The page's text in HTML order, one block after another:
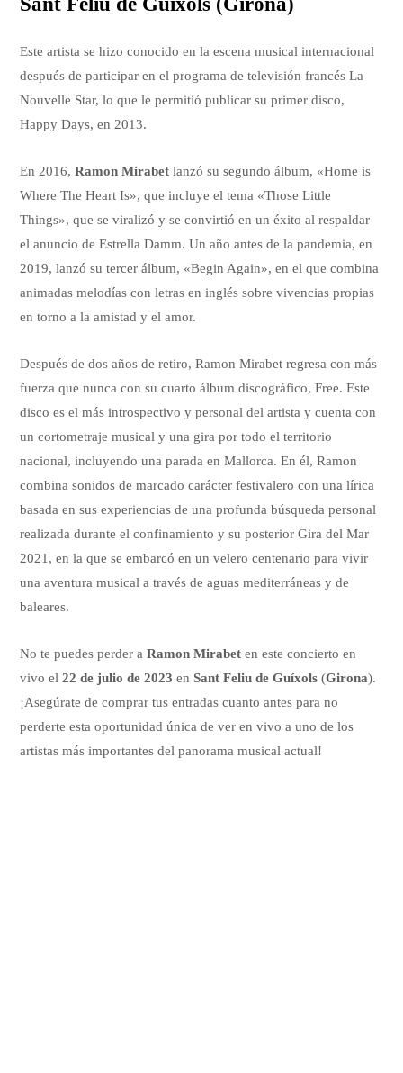
Este artista se hizo conocido en la escena musical internacional
después de participar en el programa de televisión francés La
Nouvelle Star, lo que le permitió publicar su primer disco,
Happy Days, en 2013.
En 2016,Ramon Mirabet lanzó su segundo álbum, «Home is
Where The Heart Is», que incluye el tema «Those Little
Things», que se viralizó y se convirtió en un éxito al respaldar
el anuncio de Estrella Damm. Un año antes de la pandemia, en
2019, lanzó su tercer álbum, «Begin Again», en el que combina
animadas melodías con letras en inglés sobre vivencias propias
en torno a la amistad y el amor.
Después de dos años de retiro, Ramon Mirabet regresa con más
fuerza que nunca con su cuarto álbum discográfico, Free. Este
disco es el más introspectivo y personal del artista y cuenta con
un cortometraje musical y una gira por todo el territorio
nacional, incluyendo una parada en Mallorca. En él, Ramon
combina sonidos de marcado carácter festivalero con una lírica
basada en sus experiencias de una profunda búsqueda personal
realizada durante el confinamiento y su posterior Gira del Mar
2021, en la que se embarcó en un velero centenario para vivir
una aventura musical a través de aguas mediterráneas y de
baleares.
No te puedes perder aRamon Mirabet en este concierto en
vivo el22 de julio de 2023 enSant Feliu de Guíxols (Girona).
¡Asegúrate de comprar tus entradas cuanto antes para no
perderte esta oportunidad única de ver en vivo a uno de los
artistas más importantes del panorama musical actual!